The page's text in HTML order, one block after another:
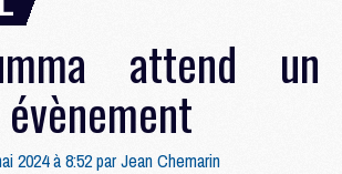
attend un
2024 à 8:52 parJean Chemarin